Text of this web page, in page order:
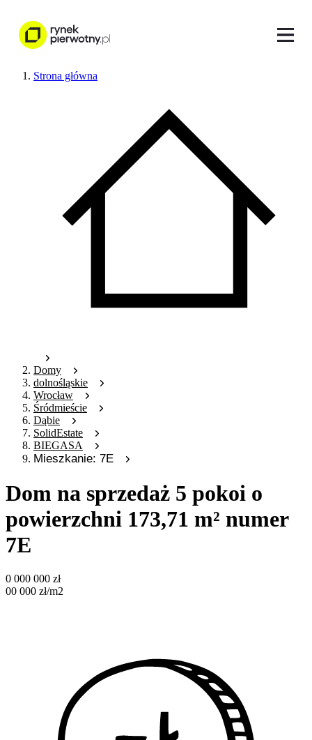
Strona główna
Domy
dolnośląskie
Wrocław
Śródmieście
Dąbie
SolidEstate
BIEGASA
Mieszkanie: 7E
Dom na sprzedaż 5 pokoi o
powierzchni 173,71 m² numer
7E
0 000 000 zł
00 000 zł/m2